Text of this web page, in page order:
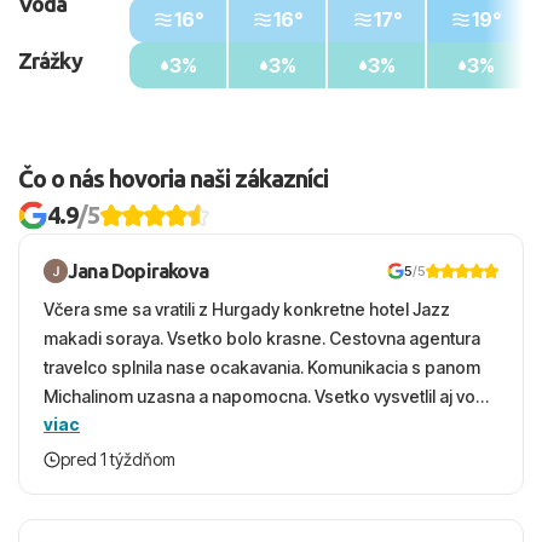
Zrážky
16°
3%
16°
3%
17°
3%
19°
3%
Čo o nás hovoria naši zákazníci
4.9/5
Jana Dopirakova 5/5
Včera sme sa vratili z Hurgady konkretne hotel Jazz
makadi soraya. Vsetko bolo krasne. Cestovna agentura
travelco splnila nase ocakavania. Komunikacia s panom
Michalinom uzasna a napomocna. Vsetko vysvetlil aj vo
vecernych hodinach zaco sa ospravedlnujem. Hotel
krasny, cisty. Sluzby top. Strava, prostredie, more,
viac
pred 1 týždňom